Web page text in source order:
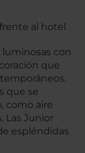
al hotel
con
que
que se
como aire
Las Junior
espléndidas